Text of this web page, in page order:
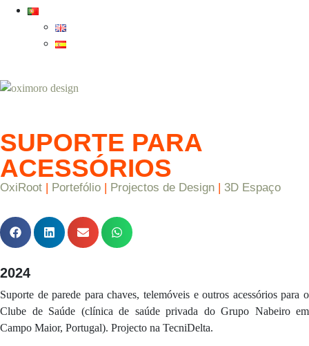
SUPORTE PARA
ACESSÓRIOS
OxiRoot Portefólio Projectos de Design 3D Espaço
2024
Suporte de parede para chaves, telemóveis e outros acessórios para o
Clube de Saúde (clínica de saúde privada do Grupo Nabeiro em
Campo Maior, Portugal). Projecto na TecniDelta.